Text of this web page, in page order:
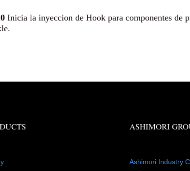
Inicia la inyeccion de Hook para componentes de
ASHIMORI
Ashimori Industry